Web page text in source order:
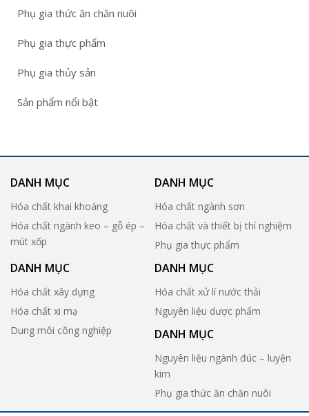
Phụ gia thức ăn chăn nuôi
Phụ gia thực phẩm
Phụ gia thủy sản
Sản phẩm nổi bật
DANH MỤC
Hóa chất khai khoáng
Hóa chất ngành keo – gỗ ép –
mút xốp
DANH MỤC
Hóa chất ngành sơn
Hóa chất và thiết bị thí nghiệm
Phụ gia thực phẩm
DANH MỤC
Hóa chất xây dựng
Hóa chất xi mạ
Dung môi công nghiệp
DANH MỤC
Hóa chất xử lí nước thải
Nguyên liệu dược phẩm
DANH MỤC
Nguyên liệu ngành đúc – luyện
kim
Phụ gia thức ăn chăn nuôi